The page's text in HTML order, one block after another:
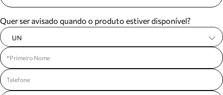
Quer ser avisado quando o produto estiver disponível?
UN